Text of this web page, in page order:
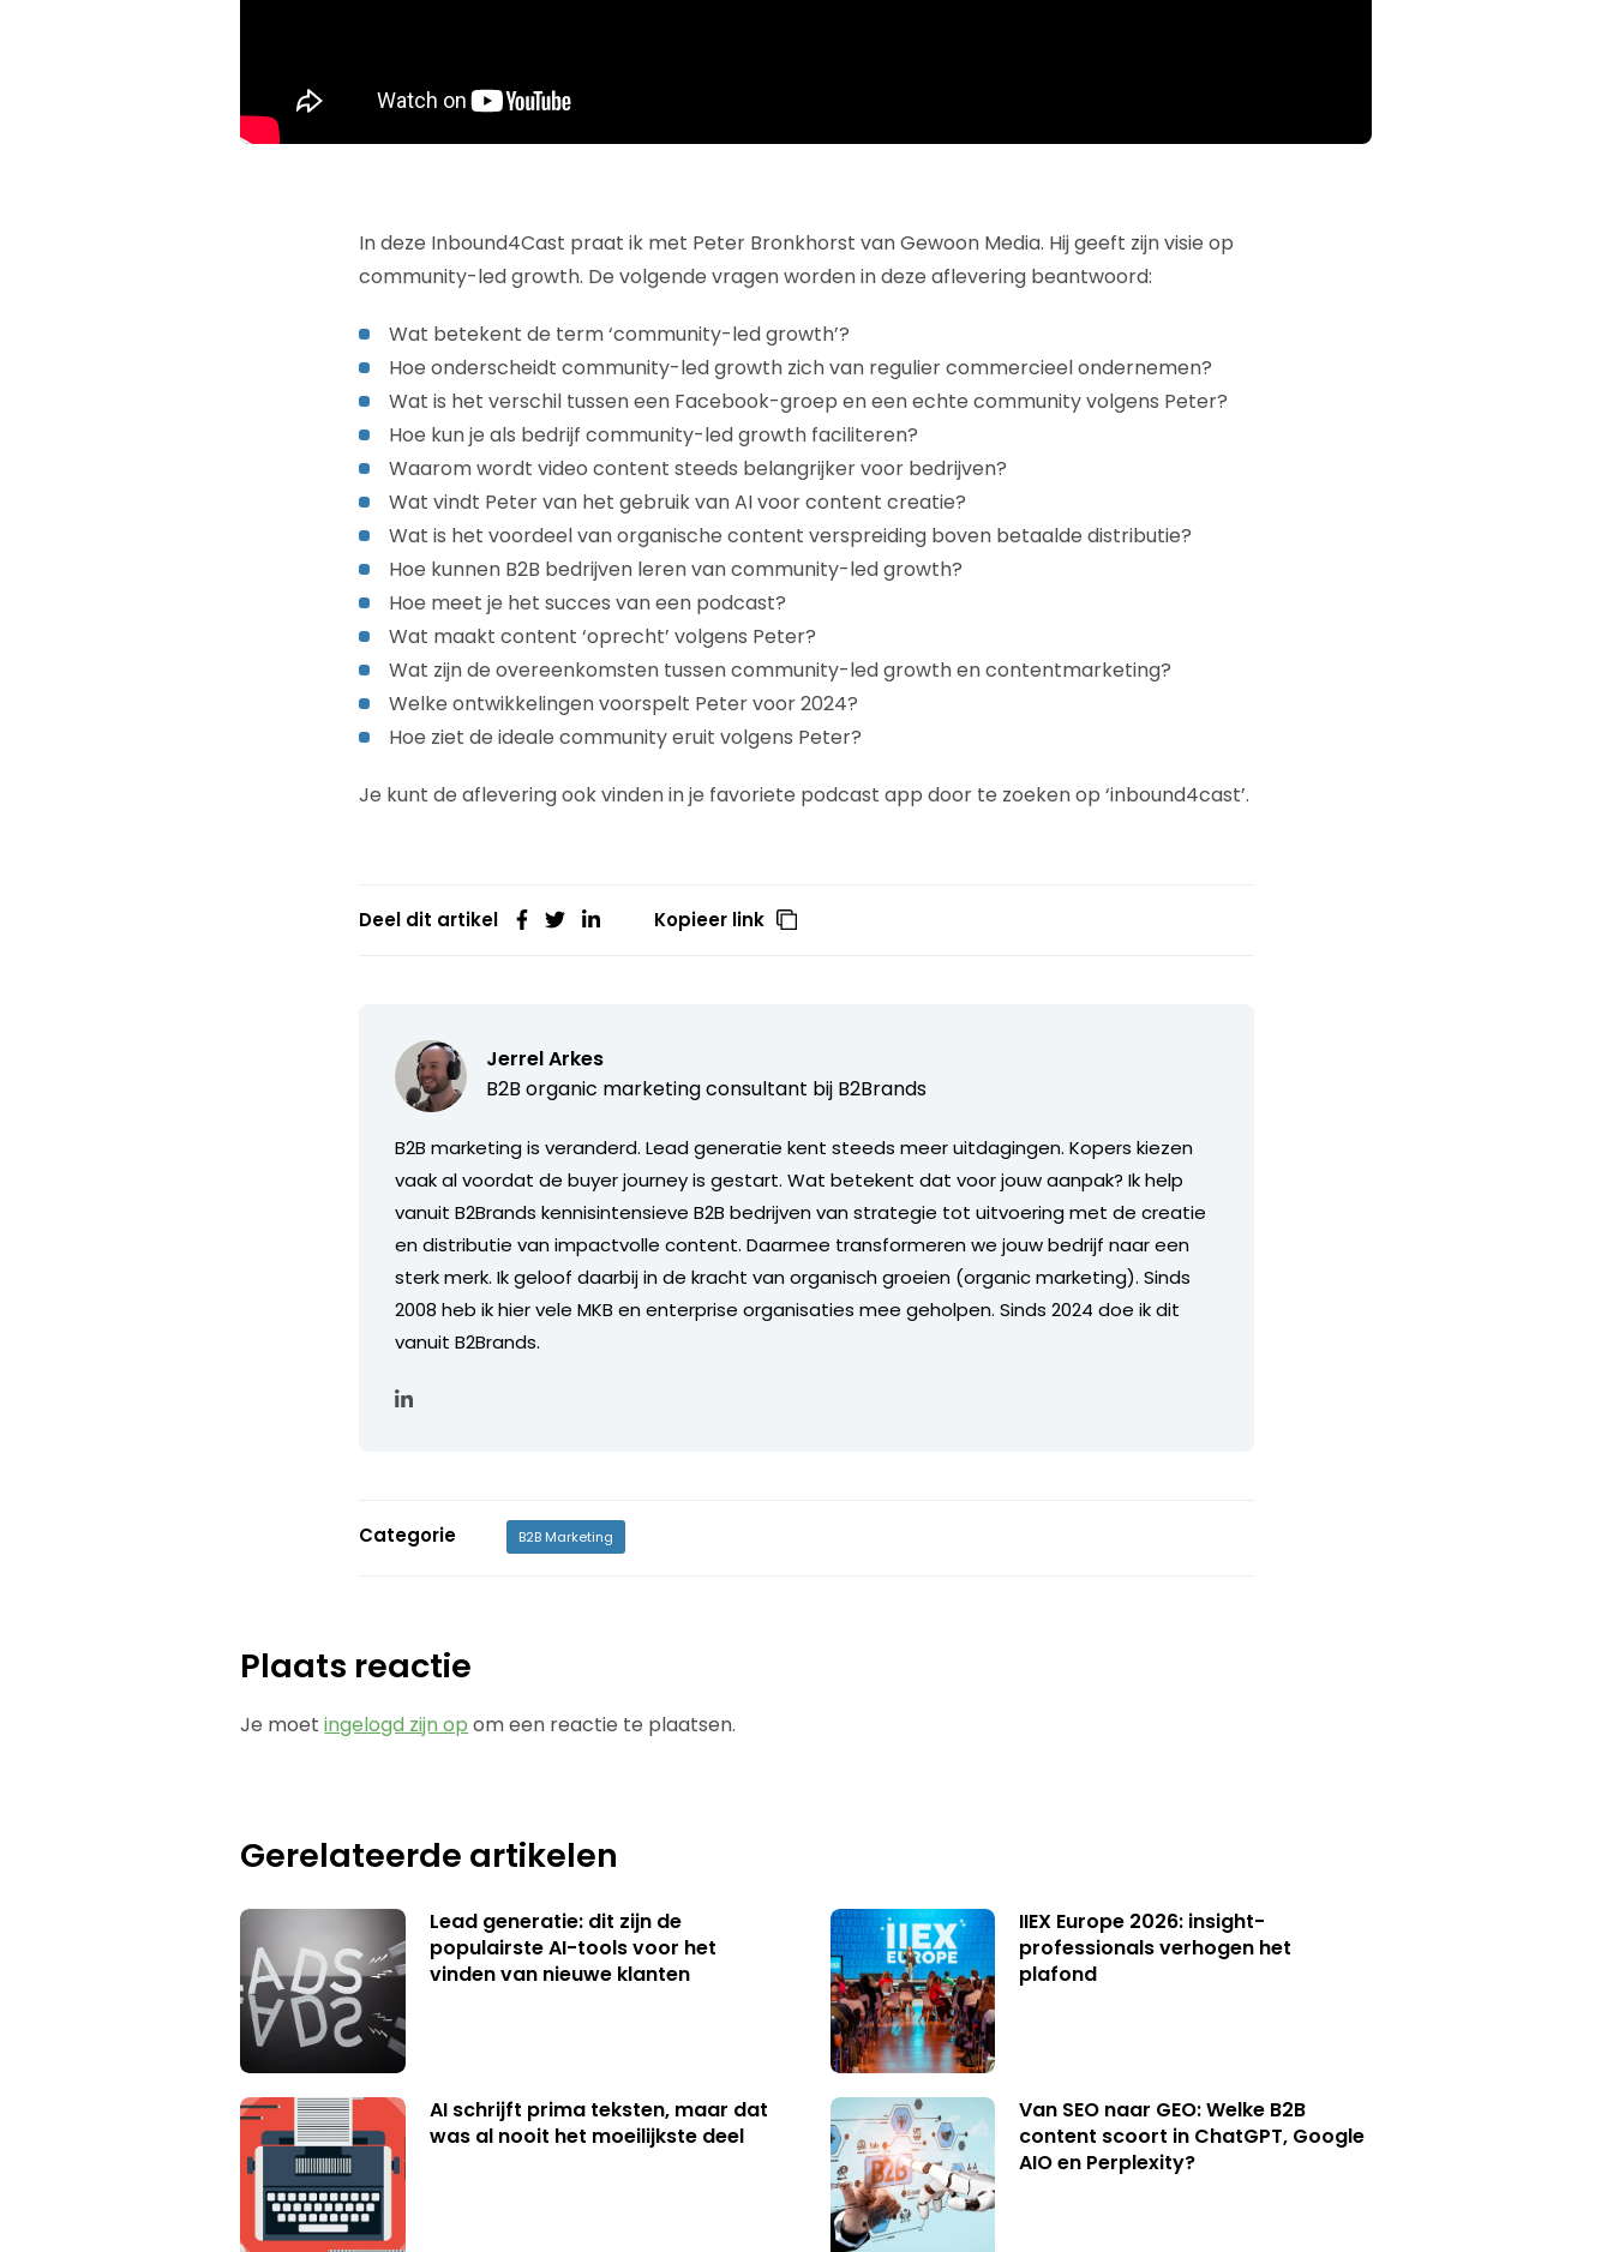
In deze Inbound4Cast praat ik met Peter Bronkhorst van Gewoon Media. Hij geeft zijn visie op
community-led growth. De volgende vragen worden in deze aflevering beantwoord:
Wat betekent de term ‘community-led growth’?
Hoe onderscheidt community-led growth zich van regulier commercieel ondernemen?
Wat is het verschil tussen een Facebook-groep en een echte community volgens Peter?
Hoe kun je als bedrijf community-led growth faciliteren?
Waarom wordt video content steeds belangrijker voor bedrijven?
Wat vindt Peter van het gebruik van AI voor content creatie?
Wat is het voordeel van organische content verspreiding boven betaalde distributie?
Hoe kunnen B2B bedrijven leren van community-led growth?
Hoe meet je het succes van een podcast?
Wat maakt content ‘oprecht’ volgens Peter?
Wat zijn de overeenkomsten tussen community-led growth en contentmarketing?
Welke ontwikkelingen voorspelt Peter voor 2024?
Hoe ziet de ideale community eruit volgens Peter?
Je kunt de aflevering ook vinden in je favoriete podcast app door te zoeken op ‘inbound4cast’.
Deel dit artikel Kopieer link
Jerrel Arkes
B2B organic marketing consultant bij B2Brands
B2B marketing is veranderd. Lead generatie kent steeds meer uitdagingen. Kopers kiezen
vaak al voordat de buyer journey is gestart. Wat betekent dat voor jouw aanpak? Ik help
vanuit B2Brands kennisintensieve B2B bedrijven van strategie tot uitvoering met de creatie
en distributie van impactvolle content. Daarmee transformeren we jouw bedrijf naar een
sterk merk. Ik geloof daarbij in de kracht van organisch groeien (organic marketing). Sinds
2008 heb ik hier vele MKB en enterprise organisaties mee geholpen. Sinds 2024 doe ik dit
vanuit B2Brands.
Categorie B2B Marketing
Plaats reactie
Je moetingelogd zijn op om een reactie te plaatsen.
Gerelateerde artikelen
Lead generatie: dit zijn de
populairste AI-tools voor het
vinden van nieuwe klanten
IIEX Europe 2026: insight-
professionals verhogen het
plafond
AI schrijft prima teksten, maar dat
was al nooit het moeilijkste deel
Van SEO naar GEO: Welke B2B
content scoort in ChatGPT, Google
AIO en Perplexity?